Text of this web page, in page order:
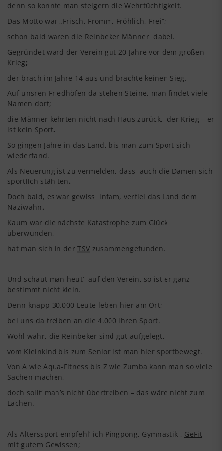
denn so konnte man steigern die Wehrtüchtigkeit.
Das Motto war „Frisch, Fromm, Fröhlich, Frei“;
schon bald waren die Reinbeker Männer dabei.
Gegründet ward der Verein gut 20 Jahre vor dem großen
Krieg;
der brach im Jahre 14 aus und brachte keinen Sieg.
Auf unsren Friedhöfen da stehen Steine, man findet viele
Namen dort;
die Männer kehrten nicht nach Haus zurück, der Krieg – er
ist kein Sport.
So gingen Jahre in das Land , bis man zum Sport sich
wiederfand.
Als Neuerung ist zu vermelden, dass auch die Damen sich
sportlich stählten.
Doch bald, es war gewiss infam, verfiel das Land dem
Naziwahn.
Kaum war die nächste Katastrophe zum Glück
überwunden,
hat man sich in derTSV zusammengefunden.
Und schaut man heut‘ auf den Verein, so ist er ganz
bestimmt nicht klein.
Denn knapp 30.000 Leute leben hier am Ort;
bei uns da treiben an die 4.000 ihren Sport.
Wohl wahr, die Reinbeker sind gut aufgelegt,
vom Kleinkind bis zum Senior ist man hier sportbewegt.
Von A wie Aqua-Fitness bis Z wie Zumba kann man so viele
Sachen machen,
doch sollt‘ man’s nicht übertreiben – das wäre nicht zum
Lachen.
Als Alterssport empfehl‘ ich Pingpong, Gymnastik , GeFit
mit gutem Gewissen;